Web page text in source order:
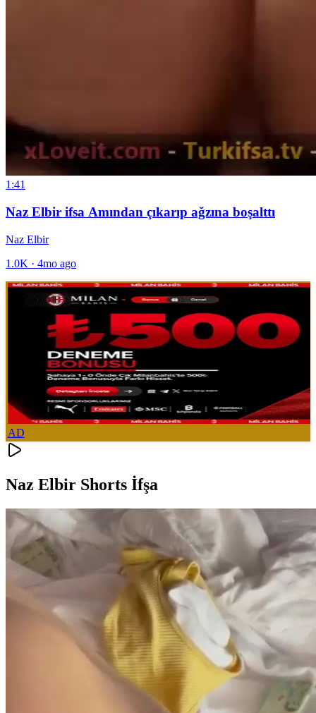
1:41
Naz Elbir ifsa Amından çıkarıp ağzına boşalttı
Naz Elbir
1.0K · 4mo ago
AD
Naz Elbir Shorts İfşa